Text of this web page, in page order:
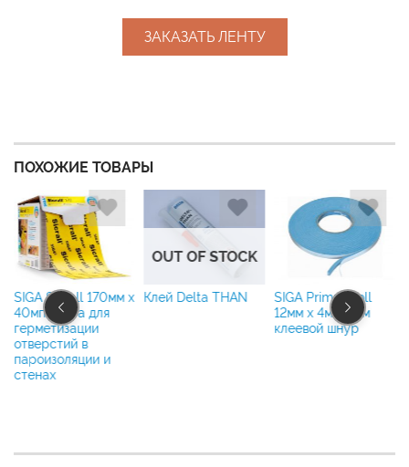
ЗАКАЗАТЬ ЛЕНТУ
ПОХОЖИЕ ТОВАРЫ
SIGA Sicrall 170мм x
40мп лента для
герметизации
отверстий в
пароизоляции и
стенах
OUT OF STOCK
Клей Delta THAN
SIGA Primur Roll
12мм x 4мм x 8м
клеевой шнур